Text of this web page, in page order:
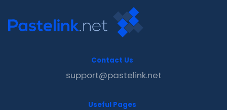
Contact Us
support@pastelink.net
Useful Pages